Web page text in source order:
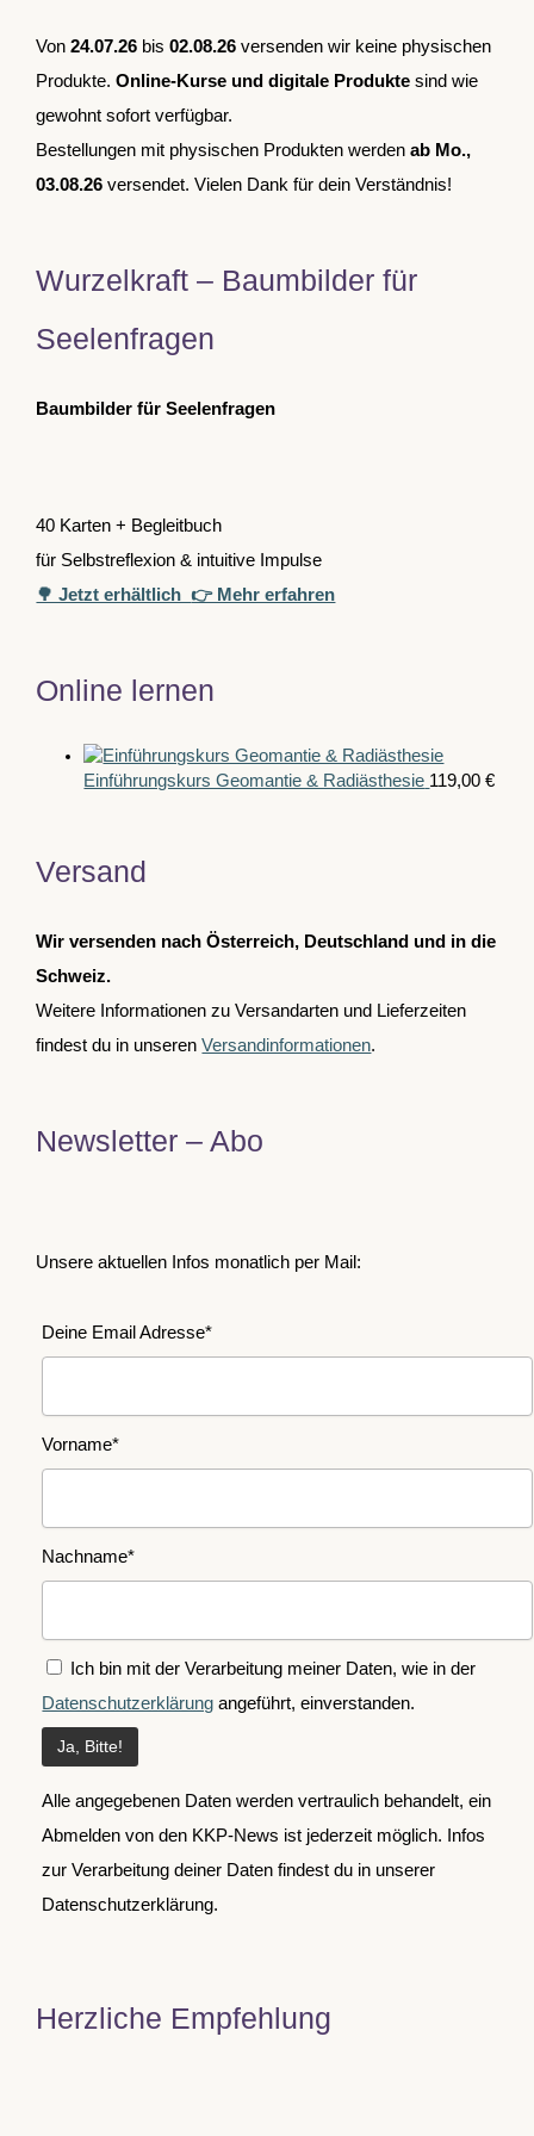
Von24.07.26 bis02.08.26 versenden wir keine physischen
Produkte.Online-Kurse und digitale Produkte sind wie
gewohnt sofort verfügbar.
Bestellungen mit physischen Produkten werdenab Mo.,
03.08.26 versendet. Vielen Dank für dein Verständnis!
Wurzelkraft – Baumbilder für
Seelenfragen
Baumbilder für Seelenfragen
40 Karten + Begleitbuch
für Selbstreflexion & intuitive Impulse
🌳 Jetzt erhältlich👉 Mehr erfahren
Online lernen
Einführungskurs Geomantie & Radiästhesie 119,00€
Versand
Wir versenden nach Österreich, Deutschland und in die
Schweiz.
Weitere Informationen zu Versandarten und Lieferzeiten
findest du in unserenVersandinformationen.
Newsletter – Abo
Unsere aktuellen Infos monatlich per Mail:
Deine Email Adresse*
Vorname*
Nachname*
Ich bin mit der Verarbeitung meiner Daten, wie in der
Datenschutzerklärung angeführt, einverstanden.
Alle angegebenen Daten werden vertraulich behandelt, ein
Abmelden von den KKP-News ist jederzeit möglich. Infos
zur Verarbeitung deiner Daten findest du in unserer
Datenschutzerklärung.
Herzliche Empfehlung